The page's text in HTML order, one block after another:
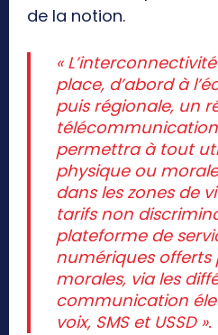
de la notion.
«
place, d’abord à
puis régionale, un
permettra à tout
physique ou
dans les zones de
tarifs non
plateforme de
numériques offerts
morales, via les
communication
voix, SMS et USSD ».